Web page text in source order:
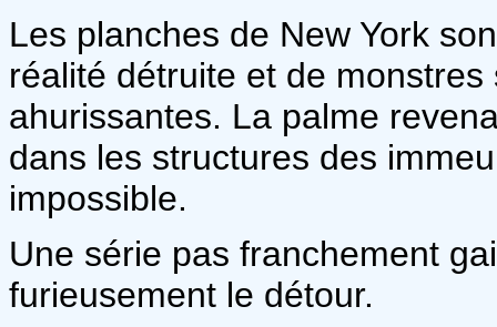
Les planches de New York
réalité détruite et de
ahurissantes. La palme
dans les structures des
impossible.
Une série pas franchement
furieusement le détour.